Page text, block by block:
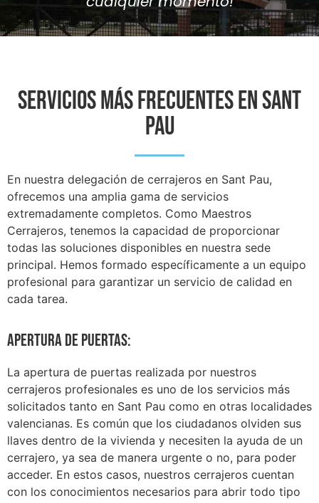
SERVICIOS MÁS FRECUENTES EN SANT
PAU
En nuestra delegación de cerrajeros en Sant Pau,
ofrecemos una amplia gama de servicios
extremadamente completos. Como Maestros
Cerrajeros, tenemos la capacidad de proporcionar
todas las soluciones disponibles en nuestra sede
principal. Hemos formado específicamente a un equipo
profesional para garantizar un servicio de calidad en
cada tarea.
Apertura de puertas:
La apertura de puertas realizada por nuestros
cerrajeros profesionales es uno de los servicios más
solicitados tanto en Sant Pau como en otras localidades
valencianas. Es común que los ciudadanos olviden sus
llaves dentro de la vivienda y necesiten la ayuda de un
cerrajero, ya sea de manera urgente o no, para poder
acceder. En estos casos, nuestros cerrajeros cuentan
con los conocimientos necesarios para abrir todo tipo